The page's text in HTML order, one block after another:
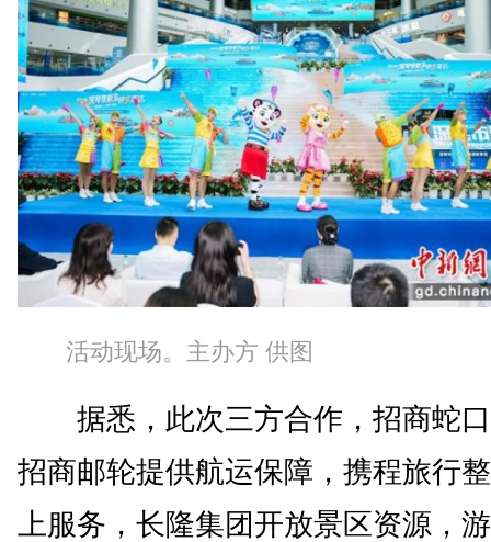
活动现场。主办方 供图
据悉，此次三方合作，招商蛇
招商邮轮提供航运保障，携程旅行
上服务，长隆集团开放景区资源，